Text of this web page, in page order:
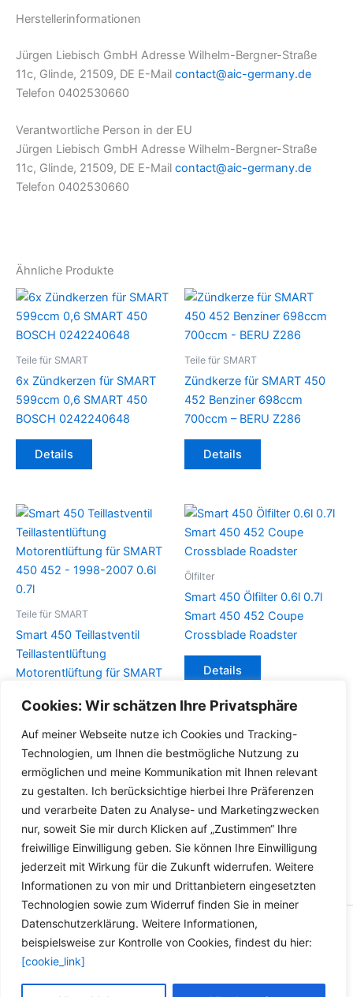
Cookies: Wir schätzen Ihre Privatsphäre
Auf meiner Webseite nutze ich Cookies und Tracking-
Technologien, um Ihnen die bestmögliche Nutzung zu
ermöglichen und meine Kommunikation mit Ihnen relevant
zu gestalten. Ich berücksichtige hierbei Ihre Präferenzen
und verarbeite Daten zu Analyse- und Marketingzwecken
nur, soweit Sie mir durch Klicken auf „Zustimmen“ Ihre
freiwillige Einwilligung geben. Sie können Ihre Einwilligung
jederzeit mit Wirkung für die Zukunft widerrufen. Weitere
Informationen zu von mir und Drittanbietern eingesetzten
Technologien sowie zum Widerruf finden Sie in meiner
Datenschutzerklärung. Weitere Informationen,
beispielsweise zur Kontrolle von Cookies, findest du hier:
[cookie_link]
Herstellerinformationen
Jürgen Liebisch GmbH Adresse Wilhelm-Bergner-Straße
11c, Glinde, 21509, DE E-Mail contact@aic-germany.de
Telefon 0402530660
Verantwortliche Person in der EU
Jürgen Liebisch GmbH Adresse Wilhelm-Bergner-Straße
11c, Glinde, 21509, DE E-Mail contact@aic-germany.de
Telefon 0402530660
Ähnliche Produkte
Teile für SMART
6x Zündkerzen für SMART
599ccm 0,6 SMART 450
BOSCH 0242240648
Details
Teile für SMART
Zündkerze für SMART 450
452 Benziner 698ccm
700ccm – BERU Z286
Details
Teile für SMART
Smart 450 Teillastventil
Teillastentlüftung
Motorentlüftung für SMART
0.7l
Details
Ölfilter
Smart 450 Ölfilter 0.6l 0.7l
Smart 450 452 Coupe
Crossblade Roadster
Details
Copyright © 2026 Versandhandel für Fahrzeugteile, Ersatzteile
für: SMART BMW VW - Zubehör für Werkstätten.